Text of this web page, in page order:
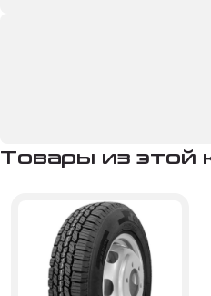
Товары из этой